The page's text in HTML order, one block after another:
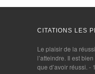
CITATIONS LES
Le plaisir de la
l’atteindre. Il est
que d’avoir réussi. -